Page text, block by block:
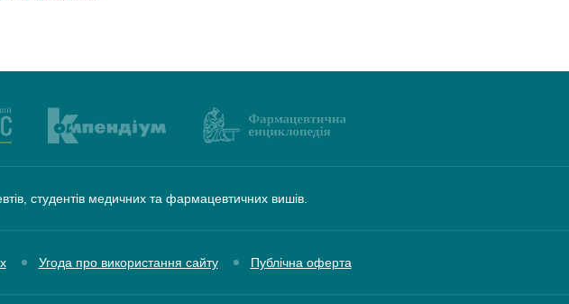
студентів медичних та фармацевтичних вишів.
Угода про використання сайту Публічна оферта